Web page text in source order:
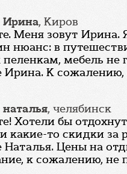
Ирина, Киров
Меня зовут
нюанс: в
мебель
Ирина. К
наталья, челябинск
Хотели бы
какие-то скидки за
Наталья. Цены на
к сожалению, не